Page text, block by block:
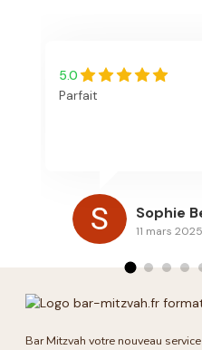
5.0
Parfait
Sophie
11 mars 2025
Bar Mitzvah votre nouveau